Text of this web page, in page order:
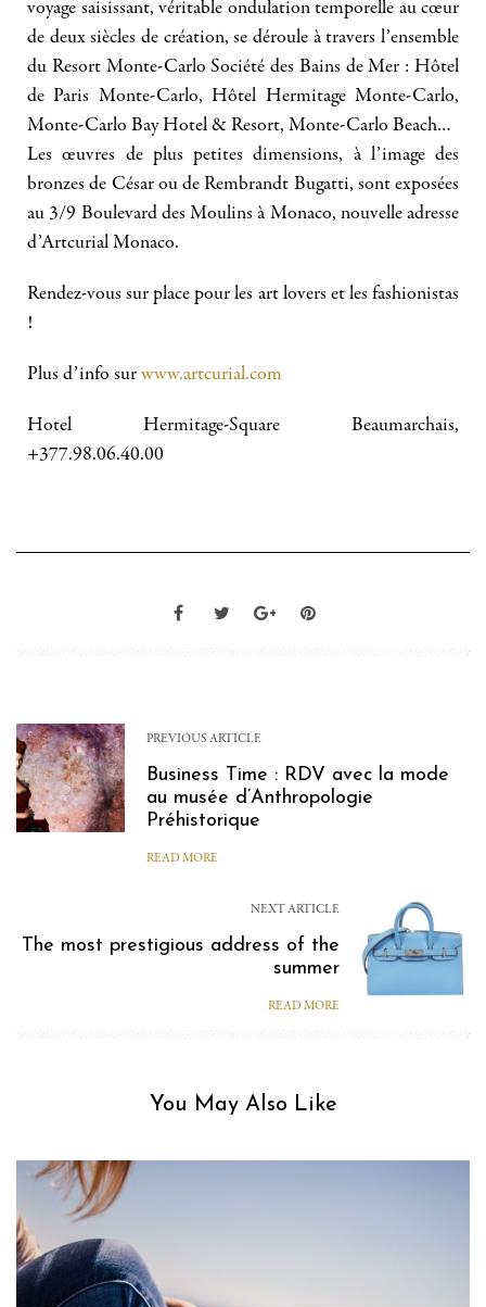
voyage saisissant, véritable ondulation temporelle au cœur
de deux siècles de création, se déroule à travers l’ensemble
du Resort Monte-Carlo Société des Bains de Mer : Hôtel
de Paris Monte-Carlo, Hôtel Hermitage Monte-Carlo,
Monte-Carlo Bay Hotel & Resort, Monte-Carlo Beach…
Les œuvres de plus petites dimensions, à l’image des
bronzes de César ou de Rembrandt Bugatti, sont exposées
au 3/9 Boulevard des Moulins à Monaco, nouvelle adresse
d’Artcurial Monaco.
Rendez-vous sur place pour les art lovers et les fashionistas
!
Plus d’info sur www.artcurial.com
Hotel Hermitage-Square Beaumarchais,
+377.98.06.40.00
PREVIOUS ARTICLE
Business Time : RDV avec la mode
au musée d’Anthropologie
Préhistorique
READ MORE
NEXT ARTICLE
The most prestigious address of the
summer
READ MORE
You May Also Like